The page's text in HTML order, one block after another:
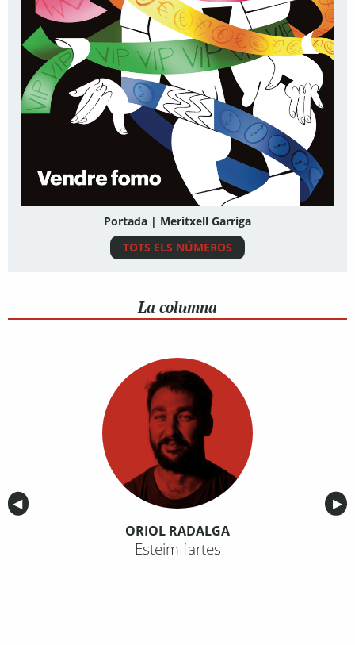
Portada | Meritxell Garriga
TOTS ELS NÚMEROS
La columna
Anterior
◀︎ ▶︎
ORIOL RADALGA
Esteim fartes